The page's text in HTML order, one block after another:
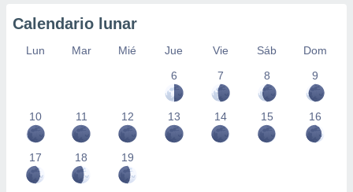
Calendario lunar
Lun Mar Mié Jue Vie Sáb
Dom
6
7 8 9
10 11 12 13 14 15 16
17 18 19